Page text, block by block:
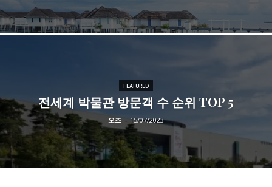
FEATURED
전세계 박물관 방문객 수 순위 TOP 5
오즈 - 15/07/2023